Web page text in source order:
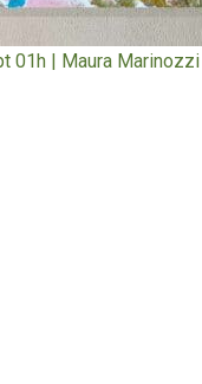
01h | Maura Marinozzi